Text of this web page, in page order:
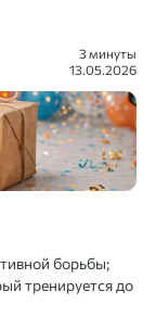
3 минуты
13.05.2026
борьбы;
тренируется до